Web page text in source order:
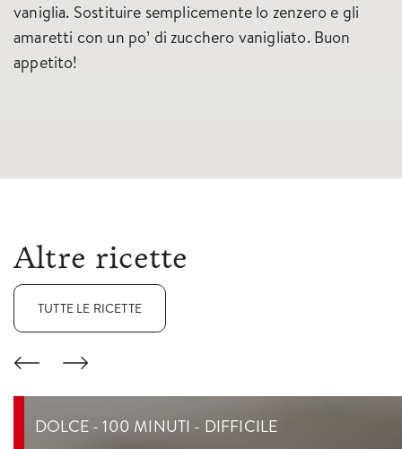
vaniglia. Sostituire semplicemente lo zenzero e gli
amaretti con un po’ di zucchero vanigliato. Buon
appetito!
Altre ricette
TUTTE LE RICETTE
DOLCE - 100 MINUTI - DIFFICILE